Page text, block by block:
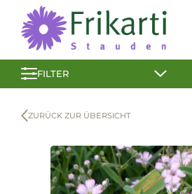
FILTER
ZURÜCK ZUR ÜBERSICHT